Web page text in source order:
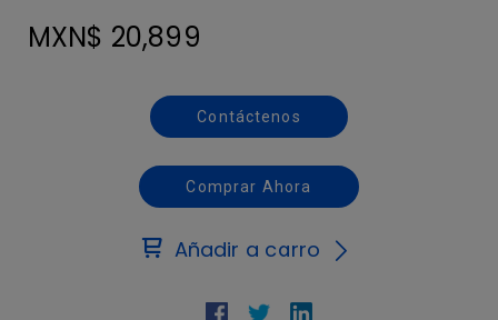
MXN$ 20,899
Contáctenos
Comprar Ahora
Añadir a carro